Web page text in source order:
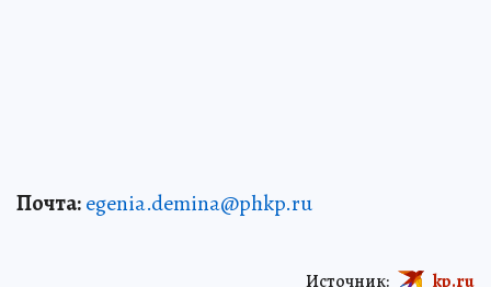
Почта:egenia.demina@phkp.ru
Источник: kp.ru